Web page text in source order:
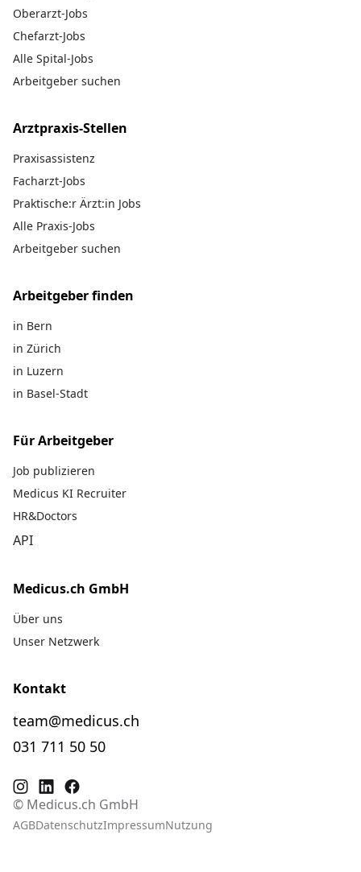
Oberarzt-Jobs
Chefarzt-Jobs
Alle Spital-Jobs
Arbeitgeber suchen
Arztpraxis-Stellen
Praxisassistenz
Facharzt-Jobs
Praktische:r Ärzt:in Jobs
Alle Praxis-Jobs
Arbeitgeber suchen
Arbeitgeber finden
in Bern
in Zürich
in Luzern
in Basel-Stadt
Für Arbeitgeber
Job publizieren
Medicus KI Recruiter
HR&Doctors
API
Medicus.ch GmbH
Über uns
Unser Netzwerk
Kontakt
team@medicus.ch
031 711 50 50
© Medicus.ch GmbH
AGBDatenschutzImpressumNutzung